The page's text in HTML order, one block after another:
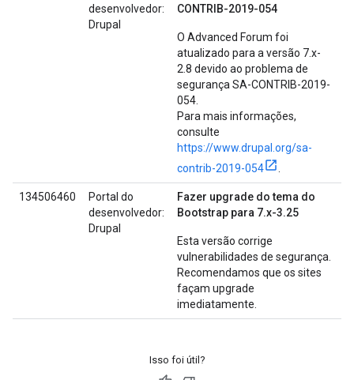
desenvolvedor:
Drupal
CONTRIB-2019-054
O Advanced Forum foi
atualizado para a versão 7.x-
2.8 devido ao problema de
segurança SA-CONTRIB-2019-
054.
Para mais informações,
consulte
https://www.drupal.org/sa-
contrib-2019-054
134506460
Portal do
desenvolvedor:
Drupal
Fazer upgrade do tema do
Bootstrap para 7.x-3.25
Esta versão corrige
vulnerabilidades de segurança.
Recomendamos que os sites
façam upgrade
imediatamente.
Isso foi útil?